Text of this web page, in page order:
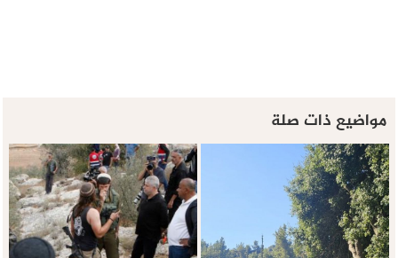
مواضيع ذات صلة